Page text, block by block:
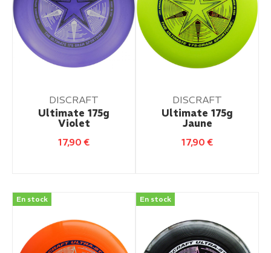
DISCRAFT
Ultimate 175g
Violet
17,90€
DISCRAFT
Ultimate 175g
Jaune
17,90€
En stock En stock